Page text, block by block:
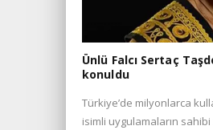
Ünlü Falcı Sertaç
konuldu
Türkiye’de milyonlarca
isimli uygulamaların sahibi